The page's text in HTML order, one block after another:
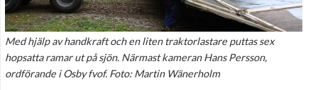
Med hjälp av handkraft och en liten traktorlastare puttas sex
hopsatta ramar ut på sjön. Närmast kameran Hans Persson,
ordförande i Osby fvof. Foto: Martin Wänerholm